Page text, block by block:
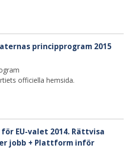
principprogram 2015
officiella hemsida.
EU-valet 2014. Rättvisa
jobb + Plattform inför